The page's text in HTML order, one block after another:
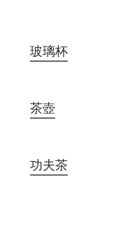
玻璃杯
茶壺
功夫茶